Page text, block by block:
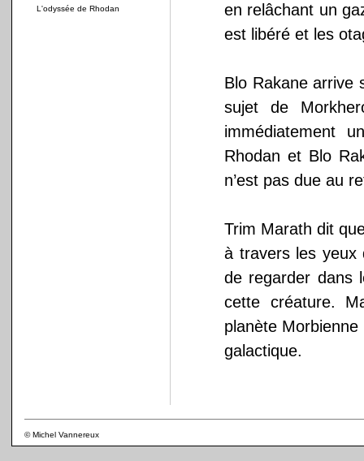
L'odyssée de Rhodan
en relâchant un
est libéré et les
Blo Rakane arrive
sujet de
immédiatement
Rhodan et Blo
n’est pas due au
Trim Marath dit
à travers les yeux
de regarder dans
cette créature.
planète
galactique.
© Michel Vannereux